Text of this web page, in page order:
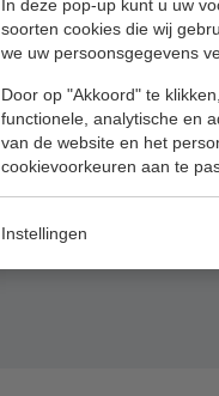
In deze pop-up kunt u uw
soorten cookies die wij
we uw persoonsgegevens
Door op "Akkoord" te
functionele, analytische en
van de website en het
cookievoorkeuren aan te
Instellingen
Schuifladder
Dakladder
Ladder
Ladder